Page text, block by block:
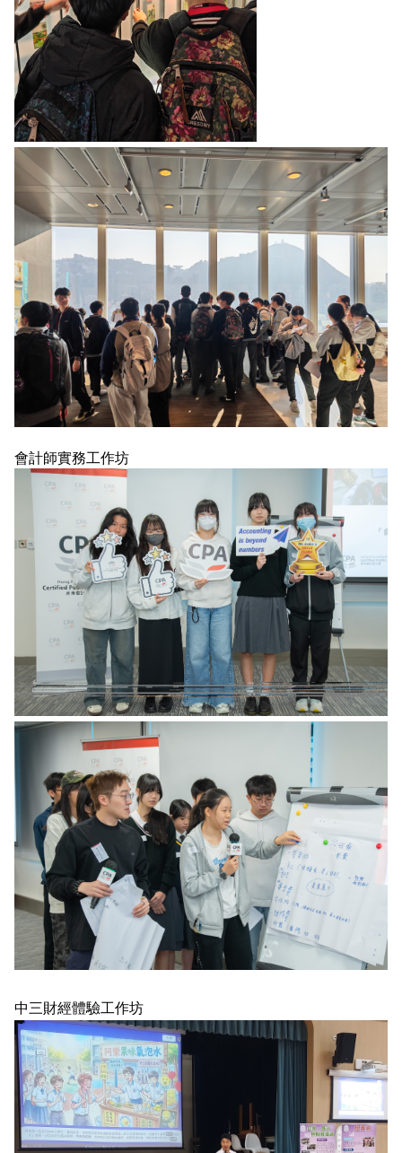
會計師實務工作坊
中三財經體驗工作坊